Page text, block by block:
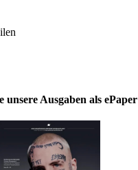
unsere Ausgaben als ePaper